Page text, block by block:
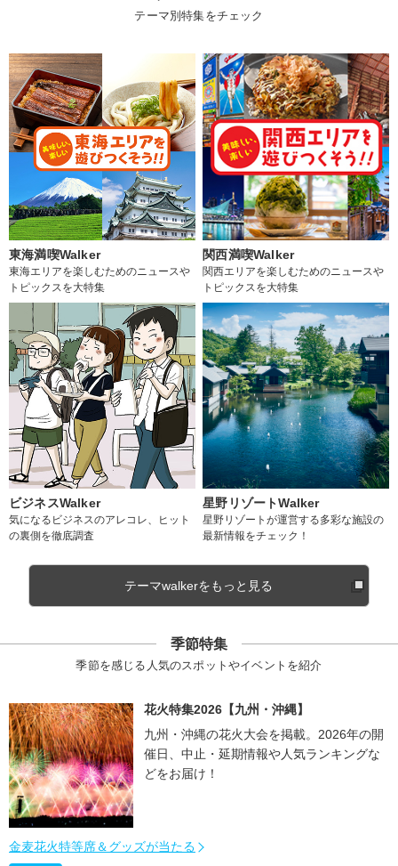
テーマ別特集をチェック
東海満喫Walker
東海エリアを楽しむためのニュースや
トピックスを大特集
関西満喫Walker
関西エリアを楽しむためのニュースや
トピックスを大特集
ビジネスWalker
気になるビジネスのアレコレ、ヒット
の裏側を徹底調査
星野リゾートWalker
星野リゾートが運営する多彩な施設の
最新情報をチェック！
テーマwalkerをもっと見る
季節特集
季節を感じる人気のスポットやイベントを紹介
花火特集2026【九州・沖縄】
九州・沖縄の花火大会を掲載。2026年の開
催日、中止・延期情報や人気ランキングな
どをお届け！
金麦花火特等席＆グッズが当たる